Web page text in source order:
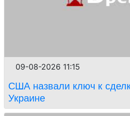
09-08-2026 11:15
США назвали ключ к
Украине